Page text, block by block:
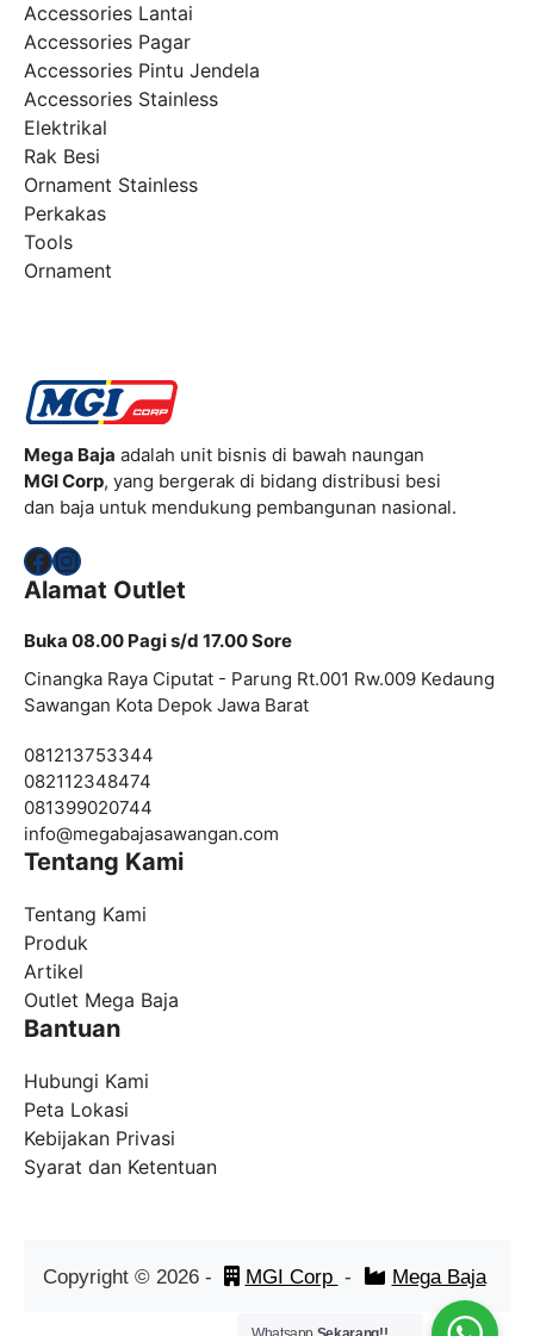
Accessories Lantai
Accessories Pagar
Accessories Pintu Jendela
Accessories Stainless
Elektrikal
Rak Besi
Ornament Stainless
Perkakas
Tools
Ornament
Mega Baja adalah unit bisnis di bawah naungan
MGI Corp, yang bergerak di bidang distribusi besi
dan baja untuk mendukung pembangunan nasional.
Facebook
Instagram
Alamat Outlet
Buka 08.00 Pagi s/d 17.00 Sore
Cinangka Raya Ciputat - Parung Rt.001 Rw.009 Kedaung
Sawangan Kota Depok Jawa Barat
081213753344
082112348474
081399020744
info@megabajasawangan.com
Tentang Kami
Tentang Kami
Produk
Artikel
Outlet Mega Baja
Bantuan
Hubungi Kami
Peta Lokasi
Kebijakan Privasi
Syarat dan Ketentuan
Copyright © 2026- MGI Corp - Mega Baja